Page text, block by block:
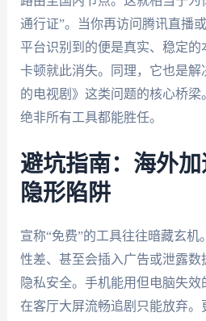
通行证”。当你再访问腾讯直播
平台识别到的便是真实、稳定的
卡顿就此消失。同理，它也是解
的电视剧》这类问题的核心桥梁
绝非所有工具都能胜任。
避坑指南：海外
隐形陷阱
宣称“免费”的工具往往暗藏玄
性差、甚至会插入广告或泄露数
隐私安全。手机能用但电脑失
在客厅大屏流畅追剧只能放弃